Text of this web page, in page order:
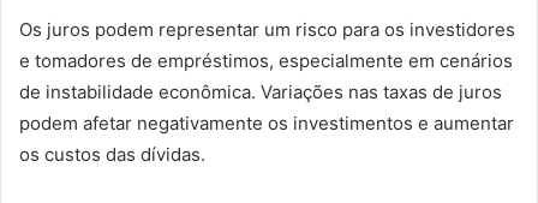
Os juros podem representar um risco para os investidores
e tomadores de empréstimos, especialmente em cenários
de instabilidade econômica. Variações nas taxas de juros
podem afetar negativamente os investimentos e aumentar
os custos das dívidas.